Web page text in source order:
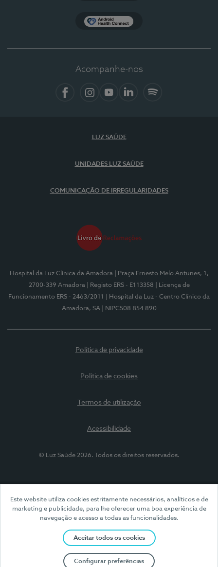
Este website utiliza cookies estritamente necessários, analíticos e de
marketing e publicidade, para lhe oferecer uma boa experiência de
navegação e acesso a todas as funcionalidades.
Aceitar todos os cookies
Configurar preferências
Acompanhe-nos
LUZ SAÚDE
UNIDADES LUZ SAÚDE
COMUNICAÇÃO DE IRREGULARIDADES
Hospital da Luz Clínica da Amadora
| Praça Ernesto Melo Antunes, 1,
2700-339 Amadora
| Registo ERS - E113358
| Licença de
Funcionamento ERS - 2463/2011
| Hospital da Luz - Centro Clínico da
Amadora, SA
| NIPC508 854 890
Política de privacidade
Política de cookies
Termos de utilização
Acessibilidade
© Luz Saúde 2026. Todos os direitos reservados.